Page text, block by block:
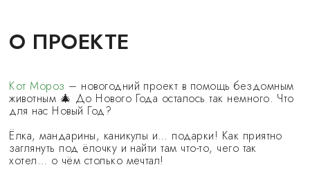
О ПРОЕКТЕ
Кот Мороз – новогодний проект в помощь бездомным
животным 🎄 До Нового Года осталось так немного. Что
для нас Новый Год?
Ёлка, мандарины, каникулы и… подарки! Как приятно
заглянуть под ёлочку и найти там что-то, чего так
хотел… о чём столько мечтал!